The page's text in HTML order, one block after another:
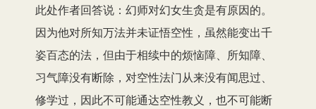
此处作者回答说：幻师对幻女生贪是有原因的。
因为他对所知万法并未证悟空性，虽然能变出千
姿百态的法，但由于相续中的烦恼障、所知障、
习气障没有断除，对空性法门从来没有闻思过、
修学过，因此不可能通达空性教义，也不可能断